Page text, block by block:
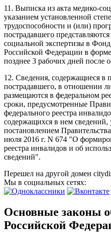
11. Выписка из акта медико-
указанием установленной
трудоспособности и (или)
пострадавшего
социальной экспертизы в
Российской Федерации в
позднее 3 рабочих дней после
12. Сведения, содержащиеся в
пострадавшего, в отношении
размещаются в федеральном
сроки, предусмотренные
федерального реестра
содержащихся в нем
постановлением
июля 2016 г. N 674 "О
реестра инвалидов и об
сведений".
Перешел на другой домен
Мы в социальных сетях:
Основные законы
Российской